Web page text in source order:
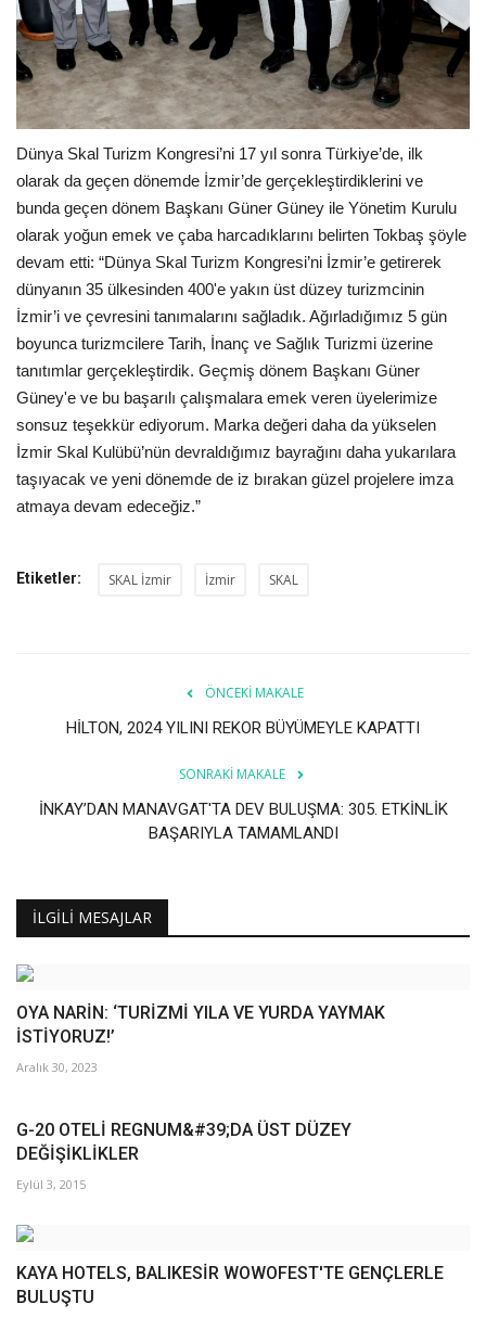
Dünya Skal Turizm Kongresi’ni 17 yıl sonra Türkiye’de, ilk
olarak da geçen dönemde İzmir’de gerçekleştirdiklerini ve
bunda geçen dönem Başkanı Güner Güney ile Yönetim Kurulu
olarak yoğun emek ve çaba harcadıklarını belirten Tokbaş şöyle
devam etti: “Dünya Skal Turizm Kongresi’ni İzmir’e getirerek
dünyanın 35 ülkesinden 400'e yakın üst düzey turizmcinin
İzmir’i ve çevresini tanımalarını sağladık. Ağırladığımız 5 gün
boyunca turizmcilere Tarih, İnanç ve Sağlık Turizmi üzerine
tanıtımlar gerçekleştirdik. Geçmiş dönem Başkanı Güner
Güney'e ve bu başarılı çalışmalara emek veren üyelerimize
sonsuz teşekkür ediyorum. Marka değeri daha da yükselen
İzmir Skal Kulübü’nün devraldığımız bayrağını daha yukarılara
taşıyacak ve yeni dönemde de iz bırakan güzel projelere imza
atmaya devam edeceğiz.”
Etiketler: SKAL İzmir İzmir SKAL
ÖNCEKI MAKALE
HİLTON, 2024 YILINI REKOR BÜYÜMEYLE KAPATTI
SONRAKI MAKALE
İNKAY’DAN MANAVGAT'TA DEV BULUŞMA: 305. ETKİNLİK
BAŞARIYLA TAMAMLANDI
İLGILI MESAJLAR
OYA NARİN: ‘TURİZMİ YILA VE YURDA YAYMAK
İSTİYORUZ!’
Aralık 30, 2023
G-20 OTELİ REGNUM&#39;DA ÜST DÜZEY
DEĞİŞİKLİKLER
Eylül 3, 2015
KAYA HOTELS, BALIKESİR WOWOFEST'TE GENÇLERLE
BULUŞTU